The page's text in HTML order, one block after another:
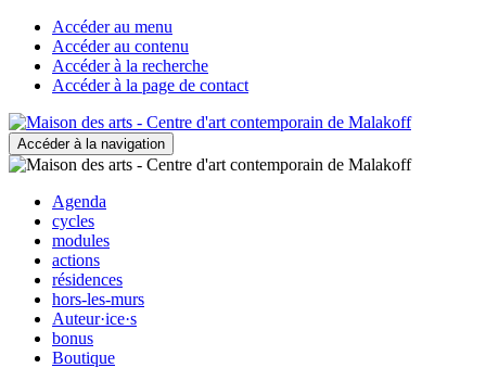
Accéder au menu
Accéder au contenu
Accéder à la recherche
Accéder à la page de contact
Accéder à la navigation
Agenda
cycles
modules
actions
résidences
hors-les-murs
Auteur·ice·s
bonus
Boutique